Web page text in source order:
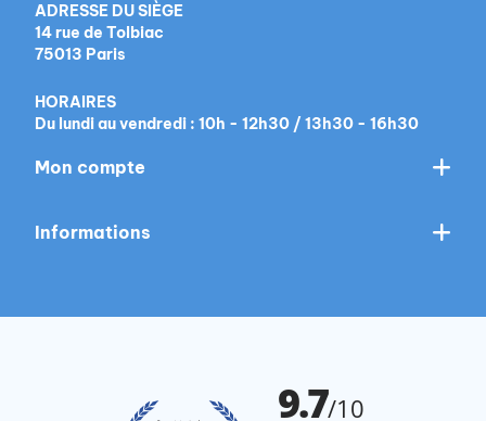
ADRESSE DU SIÈGE
14 rue de Tolbiac
75013 Paris
HORAIRES
Du lundi au vendredi : 10h - 12h30 / 13h30 - 16h30
Mon compte
Informations